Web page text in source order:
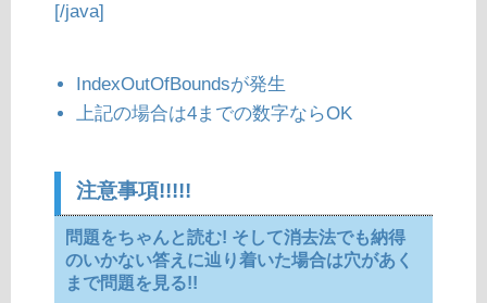
[/java]
IndexOutOfBoundsが発生
上記の場合は4までの数字ならOK
注意事項!!!!!
問題をちゃんと読む! そして消去法でも納得
のいかない答えに辿り着いた場合は穴があく
まで問題を見る!!